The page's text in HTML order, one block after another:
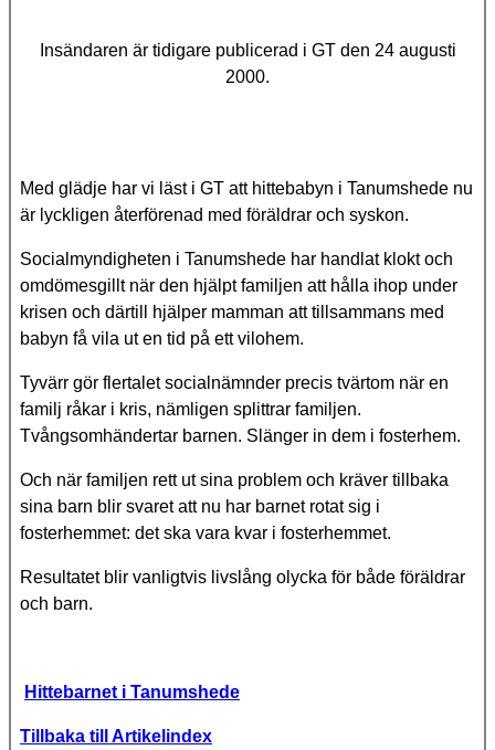
Insändaren är tidigare publicerad i GT den 24 augusti
2000.
Med glädje har vi läst i GT att hittebabyn i Tanumshede nu
är lyckligen återförenad med föräldrar och syskon.
Socialmyndigheten i Tanumshede har handlat klokt och
omdömesgillt när den hjälpt familjen att hålla ihop under
krisen och därtill hjälper mamman att tillsammans med
babyn få vila ut en tid på ett vilohem.
Tyvärr gör flertalet socialnämnder precis tvärtom när en
familj råkar i kris, nämligen splittrar familjen.
Tvångsomhändertar barnen. Slänger in dem i fosterhem.
Och när familjen rett ut sina problem och kräver tillbaka
sina barn blir svaret att nu har barnet rotat sig i
fosterhemmet: det ska vara kvar i fosterhemmet.
Resultatet blir vanligtvis livslång olycka för både föräldrar
och barn.
Hittebarnet i Tanumshede
Tillbaka till Artikelindex